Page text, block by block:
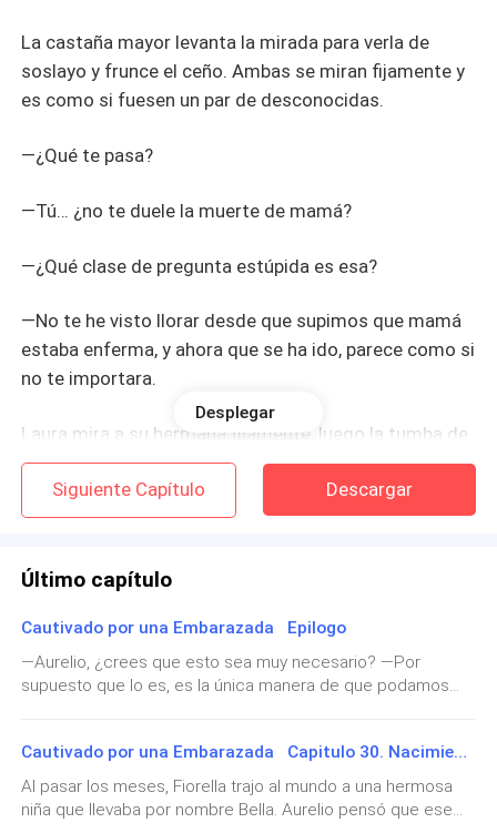
La castaña mayor levanta la mirada para verla de
soslayo y frunce el ceño. Ambas se miran fijamente y
es como si fuesen un par de desconocidas.
—¿Qué te pasa?
—Tú… ¿no te duele la muerte de mamá?
—¿Qué clase de pregunta estúpida es esa?
—No te he visto llorar desde que supimos que mamá
estaba enferma, y ahora que se ha ido, parece como si
no te importara.
Laura mira a su hermana fijamente, luego la tumba de
su madre, y vuelve a mirar a su hermana.
—Solo nos trajo problemas y deudas, ¿sabes todo lo
respuesta, ensancha la mirada y siente mucho más
—Laura, ¿Qué cómo puedes hablar de esa manera? Es
nuestra madre la que se ha ido.
—Ya no somos unas niñas Fiorella, ambas podemos
será mejor que vayas buscándote un empleo, porque
Desplegar
Siguiente Capítulo Descargar
Último capítulo
Cautivado por una Embarazada Epilogo
—Aurelio, ¿crees que esto sea muy necesario? —Por
supuesto que lo es, es la única manera de que podamos
pegunta con tono sarcástico. —Tiene 18 años, ¿Qué
esperas que haga? —No deberíamos abrumarla tanto, ya
tiene mucho con entrar en la universidad. —A eso es a lo
que le temo. La castaña observa como su esposo hace un
Cautivado por una Embarazada Capitulo 30. Nacimiento
Al pasar los meses, Fiorella trajo al mundo a una hermosa
niña que llevaba por nombre Bella. Aurelio pensó que ese